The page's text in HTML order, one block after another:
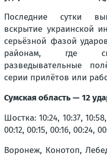
Последние сутки
вскрытие украинской
серьёзной фазой
районам, где
разведывательные
серии прилётов или
Сумская область — 12
Шостка: 10:24, 10:37,
00:12, 00:15, 00:16, 00:24,
Воронеж, Конотоп,